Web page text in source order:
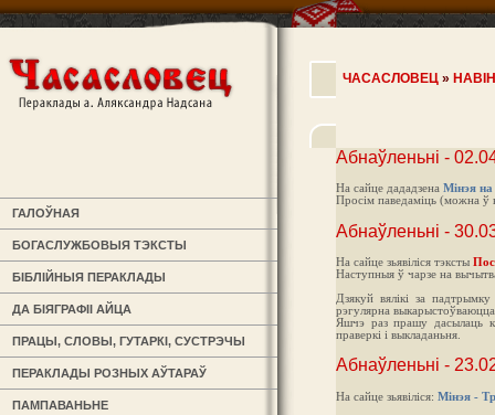
ГАЛОЎНАЯ
БОГАСЛУЖБОВЫЯ ТЭКСТЫ
БІБЛІЙНЫЯ ПЕРАКЛАДЫ
ДА БІЯГРАФІІ АЙЦА
ПРАЦЫ, СЛОВЫ, ГУТАРКІ, СУСТРЭЧЫ
ПЕРАКЛАДЫ РОЗНЫХ АЎТАРАЎ
ПАМПАВАНЬНЕ
ЧАСАСЛОВЕЦ »
Абнаўленьні -
На сайце дададзена Мінэя на
Просім паведаміць (можна ў
Абнаўленьні -
На сайце зьявіліся тэксты
Наступныя ў чарзе на
Дзякуй вялікі за
рэгулярна
Яшчэ раз прашу дасылаць
праверкі і выкладаньня.
Абнаўленьні -
На сайце зьявіліся: Мінэя -